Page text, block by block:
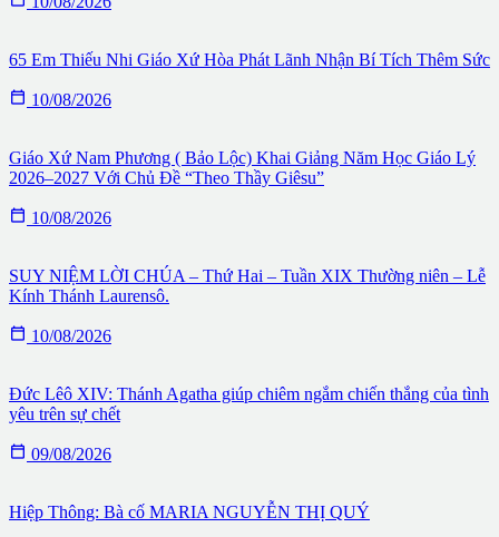
65 Em Thiếu Nhi Giáo Xứ Hòa Phát Lãnh Nhận Bí Tích Thêm Sức
 10/08/2026
Giáo Xứ Nam Phương ( Bảo Lộc) Khai Giảng Năm Học Giáo Lý
2026–2027 Với Chủ Đề “Theo Thầy Giêsu”
 10/08/2026
SUY NIỆM LỜI CHÚA – Thứ Hai – Tuần XIX Thường niên – Lễ
Kính Thánh Laurensô.
 10/08/2026
Đức Lêô XIV: Thánh Agatha giúp chiêm ngắm chiến thắng của tình
yêu trên sự chết
 09/08/2026
Hiệp Thông: Bà cố MARIA NGUYỄN THỊ QUÝ